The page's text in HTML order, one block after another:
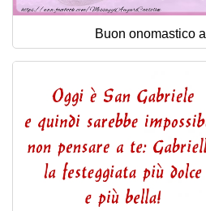
Buon onomastico